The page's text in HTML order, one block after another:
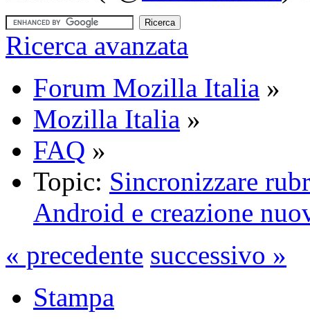
Ricerca avanzata
Forum Mozilla Italia »
Mozilla Italia »
FAQ »
Topic: Sincronizzare
Android e creazione
« precedente successivo »
Stampa